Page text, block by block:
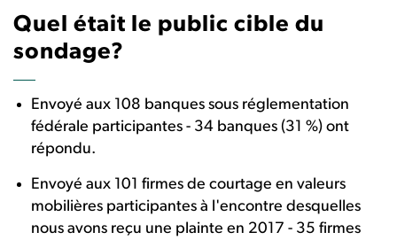
Quel était le public cible du
sondage?
Envoyé aux 108 banques sous réglementation
fédérale participantes - 34 banques (31 %) ont
répondu.
Envoyé aux 101 firmes de courtage en valeurs
mobilières participantes à l'encontre desquelles
nous avons reçu une plainte en 2017 - 35 firmes